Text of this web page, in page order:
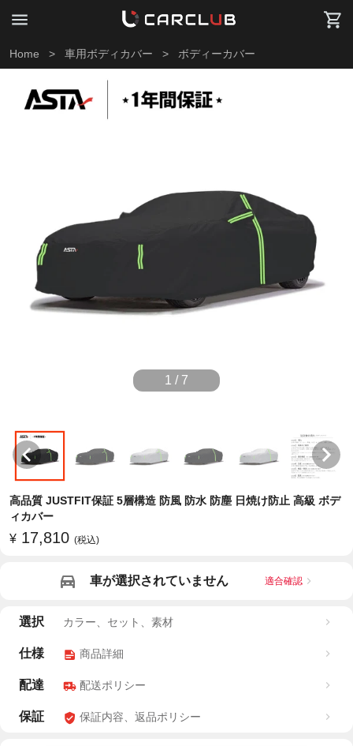
Home > 車用ボディカバー > ボディーカバー
1 / 7
高品質 JUSTFIT保証 5層構造 防風 防水 防塵 日焼け防止 高級 ボデ
ィカバー
¥ 17,810 (税込)
車が選択されていません 適合確認
選択 カラー、セット、素材
仕様 商品詳細
配達 配送ポリシー
保証 保証内容、返品ポリシー